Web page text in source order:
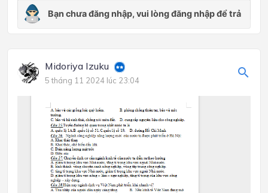
Midoriya Izuku
5 tháng 11 2024 lúc 23:04